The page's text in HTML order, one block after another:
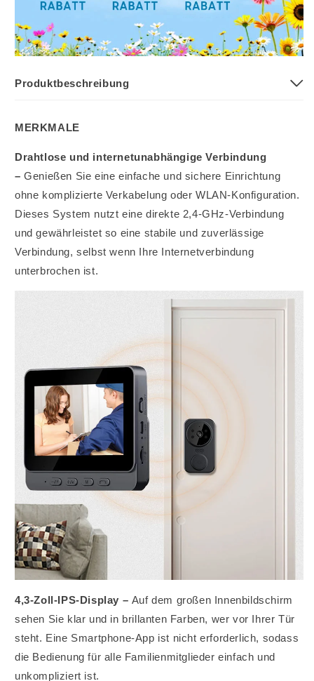
Produktbeschreibung
MERKMALE
Drahtlose und internetunabhängige Verbindung
– Genießen Sie eine einfache und sichere Einrichtung
ohne komplizierte Verkabelung oder WLAN-Konfiguration.
Dieses System nutzt eine direkte 2,4-GHz-Verbindung
und gewährleistet so eine stabile und zuverlässige
Verbindung, selbst wenn Ihre Internetverbindung
unterbrochen ist.
4,3-Zoll-IPS-Display – Auf dem großen Innenbildschirm
sehen Sie klar und in brillanten Farben, wer vor Ihrer Tür
steht. Eine Smartphone-App ist nicht erforderlich, sodass
die Bedienung für alle Familienmitglieder einfach und
unkompliziert ist.